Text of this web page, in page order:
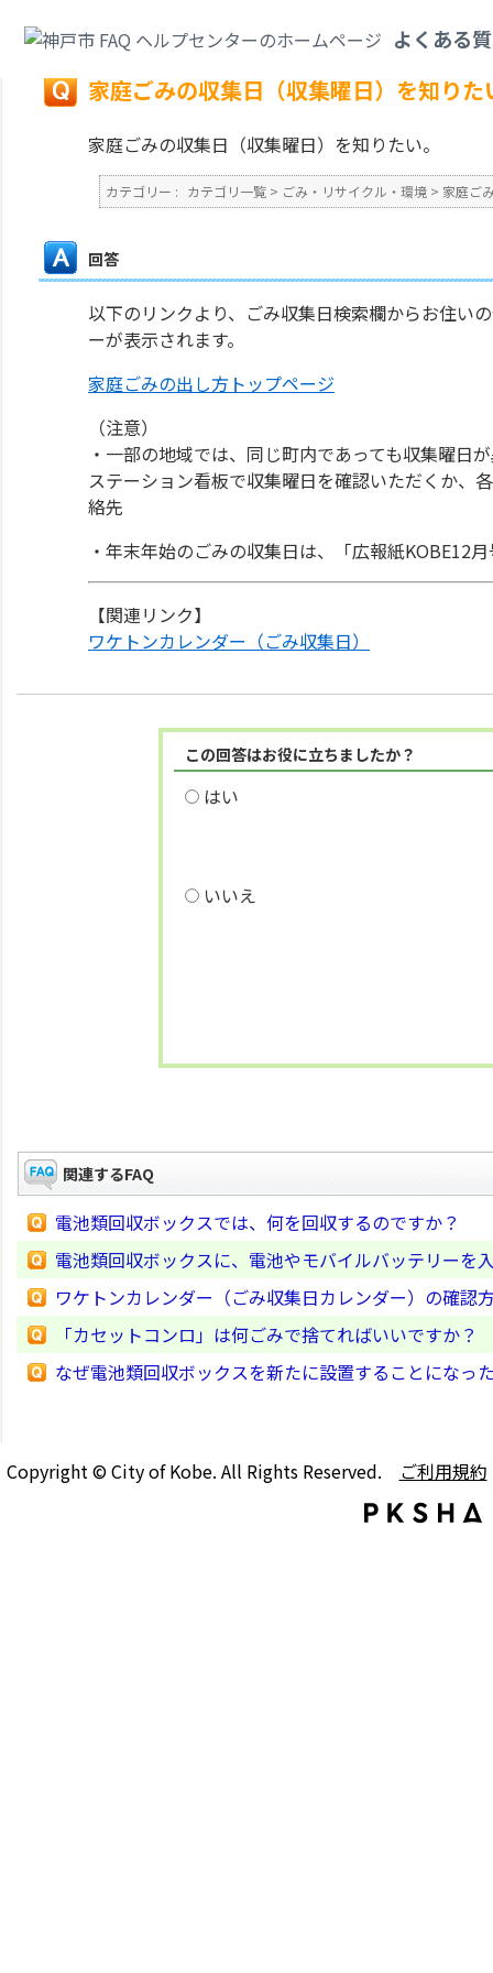
よくある
戻る
家庭ごみの収集日（収集曜日）を知りた
家庭ごみの収集日（収集曜日）を知りたい。
カテゴリー : カテゴリ一覧 > ごみ・リサイクル・環境 > 家庭ご
回答
以下のリンクより、ごみ収集日検索欄からお住い
ーが表示されます。
家庭ごみの出し方トップページ
（注意）
・一部の地域では、同じ町内であっても収集曜日
ステーション看板で収集曜日を確認いただくか、
絡先
・年末年始のごみの収集日は、「広報紙KOBE12
【関連リンク】
ワケトンカレンダー（ごみ収集日）
この回答はお役に立ちましたか？
はい
いいえ
関連するFAQ
電池類回収ボックスでは、何を回収するのですか？
電池類回収ボックスに、電池やモバイルバッテリーを
ワケトンカレンダー（ごみ収集日カレンダー）の確認
「カセットコンロ」は何ごみで捨てればいいですか？
なぜ電池類回収ボックスを新たに設置することになっ
Copyright © City of Kobe. All Rights Reserved. ご利用規約